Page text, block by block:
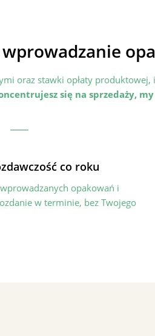
oraz stawki opłaty
się na sprzedaży,
co roku
opakowań i
w terminie, bez Twojego